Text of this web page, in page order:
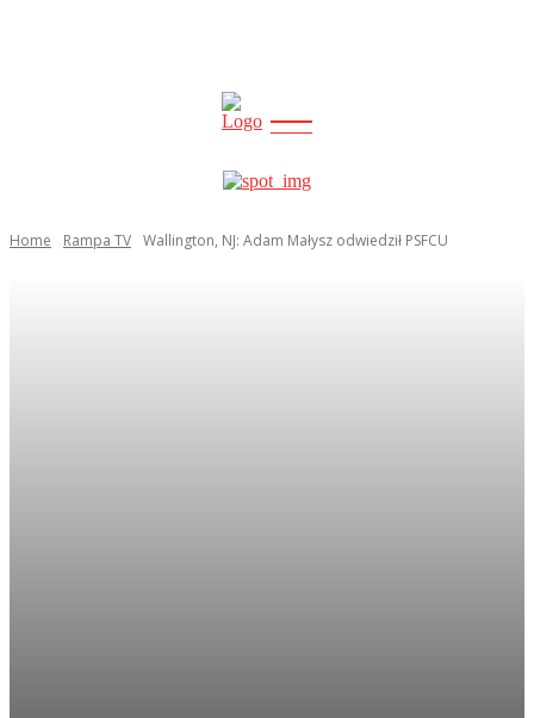
news
Home Rampa TV Wallington, NJ: Adam Małysz odwiedził PSFCU